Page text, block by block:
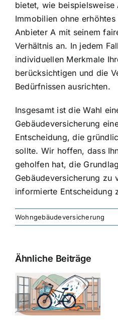
bietet, wie beispielsweise
Immobilien ohne
Anbieter A mit seinem
Verhältnis an. In jedem
individuellen Merkmale
berücksichtigen und die
Bedürfnissen ausrichten.
Insgesamt ist die Wahl
Gebäudeversicherung
Entscheidung, die
sollte. Wir hoffen, dass
geholfen hat, die
Gebäudeversicherung zu
informierte Entscheidung
Wohngebäudeversicherung
Ähnliche Beiträge